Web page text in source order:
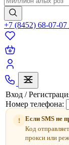
+7 (8452) 68-07-07
Вход /
Номер телефона:
!
Если SMS не
Код
прокси или